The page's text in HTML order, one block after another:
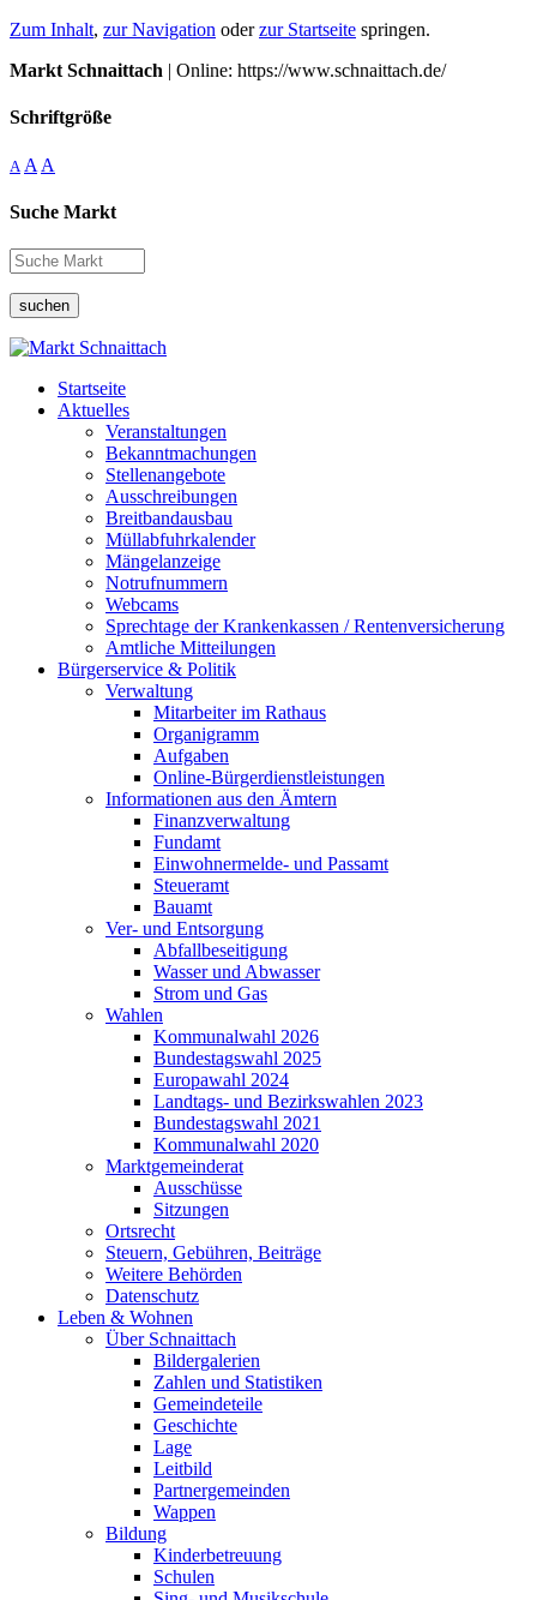
Zum Inhalt, zur Navigation oderzur Startseite springen.
Markt Schnaittach | Online: https://www.schnaittach.de/
Schriftgröße
A A A
Suche Markt
suchen
Startseite
Aktuelles
Veranstaltungen
Bekanntmachungen
Stellenangebote
Ausschreibungen
Breitbandausbau
Müllabfuhrkalender
Mängelanzeige
Notrufnummern
Webcams
Sprechtage der Krankenkassen / Rentenversicherung
Amtliche Mitteilungen
Bürgerservice & Politik
Verwaltung
Mitarbeiter im Rathaus
Organigramm
Aufgaben
Online-Bürgerdienstleistungen
Informationen aus den Ämtern
Finanzverwaltung
Fundamt
Einwohnermelde- und Passamt
Steueramt
Bauamt
Ver- und Entsorgung
Abfallbeseitigung
Wasser und Abwasser
Strom und Gas
Wahlen
Kommunalwahl 2026
Bundestagswahl 2025
Europawahl 2024
Landtags- und Bezirkswahlen 2023
Bundestagswahl 2021
Kommunalwahl 2020
Marktgemeinderat
Ausschüsse
Sitzungen
Ortsrecht
Steuern, Gebühren, Beiträge
Weitere Behörden
Datenschutz
Leben & Wohnen
Über Schnaittach
Bildergalerien
Zahlen und Statistiken
Gemeindeteile
Geschichte
Lage
Leitbild
Partnergemeinden
Wappen
Bildung
Kinderbetreuung
Schulen